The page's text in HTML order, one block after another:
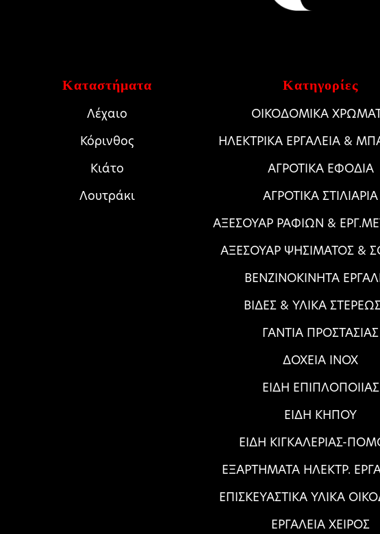
Καταστήματα
Λέχαιο
Κόρινθος
Κιάτο
Λουτράκι
Κατηγορίες
ΟΙΚΟΔΟΜΙΚΑ
HΛΕΚΤΡΙΚΑ ΕΡΓΑΛΕΙΑ &
ΑΓΡΟΤΙΚΑ ΕΦΟΔΙΑ
ΑΓΡΟΤΙΚΑ ΣΤΙΛΙΑΡΙΑ
ΑΞΕΣΟΥΑΡ ΡΑΦΙΩΝ &
ΑΞΕΣΟΥΑΡ ΨΗΣΙΜΑΤΟΣ &
ΒΕΝΖΙΝΟΚΙΝΗΤΑ
ΒΙΔΕΣ & ΥΛΙΚΑ
ΓΑΝΤΙΑ ΠΡΟΣΤΑΣΙΑΣ
ΔΟΧΕΙΑ ΙΝΟΧ
ΕΙΔΗ ΕΠΙΠΛΟΠΟΙΙΑΣ
ΕΙΔΗ ΚΗΠΟΥ
ΕΙΔΗ ΚΙΓΚΑΛΕΡΙΑΣ-
ΕΞΑΡΤΗΜΑΤΑ ΗΛΕΚΤΡ.
ΕΠΙΣΚΕΥΑΣΤΙΚΑ ΥΛΙΚΑ
ΕΡΓΑΛΕΙΑ ΧΕΙΡΟΣ